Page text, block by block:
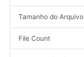
Tamanho do Arquivo
File Count